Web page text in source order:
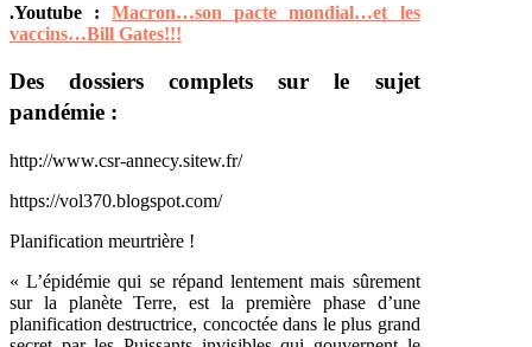
.Youtube :Macron…son pacte mondial…et les
vaccins…Bill Gates!!!
Des dossiers complets sur le sujet
pandémie :
http://www.csr-annecy.sitew.fr/
https://vol370.blogspot.com/
Planification meurtrière !
« L’épidémie qui se répand lentement mais sûrement
sur la planète Terre, est la première phase d’une
planification destructrice, concoctée dans le plus grand